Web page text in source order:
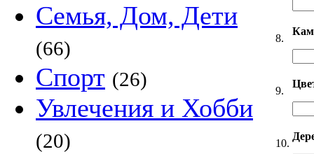
Семья, Дом, Дети
(66)
Спорт (26)
Увлечения и Хобби
(20)
8.
9.
10.